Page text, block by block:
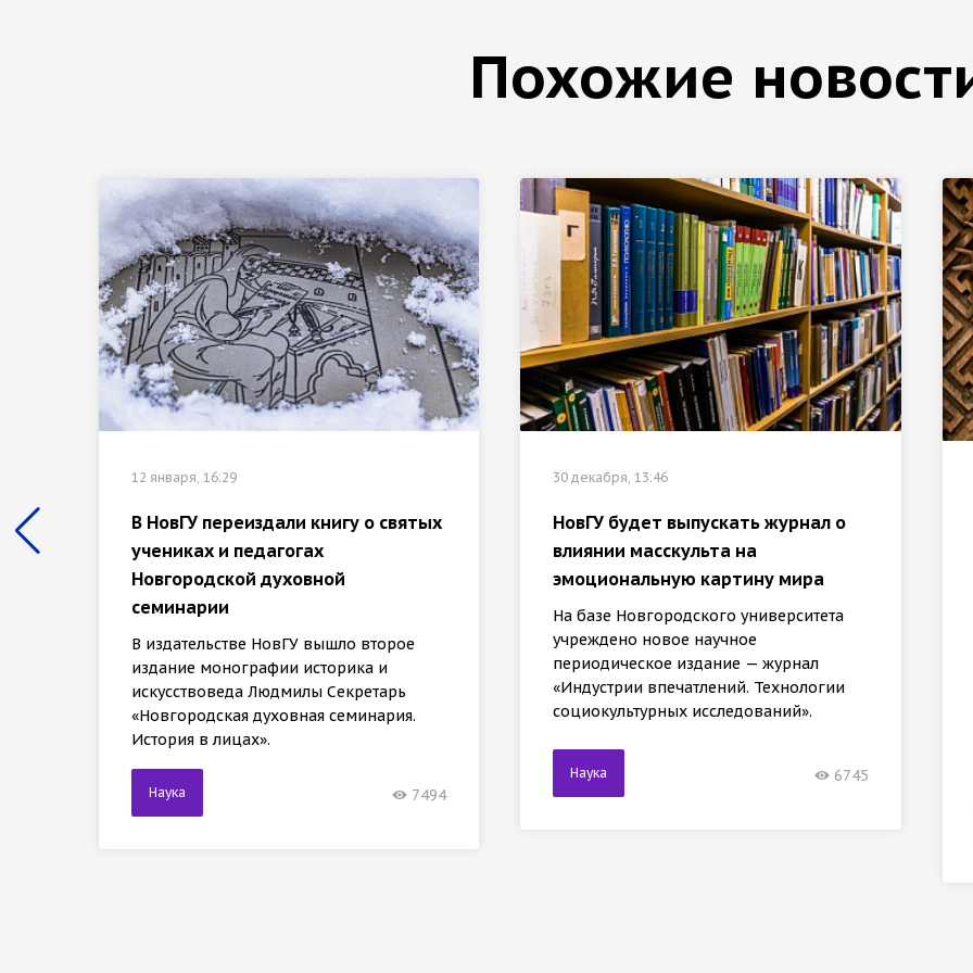
Похожие
12 января, 16:29
В НовГУ переиздали книгу о святых
учениках и педагогах
Новгородской духовной
семинарии
В издательстве НовГУ вышло второе
издание монографии историка и
искусствоведа Людмилы Секретарь
«Новгородская духовная семинария.
История в лицах».
Наука 7494
30 декабря, 13:46
НовГУ будет выпускать журнал о
влиянии масскульта на
эмоциональную картину мира
На базе Новгородского университета
учреждено новое научное
периодическое издание — журнал
«Индустрии впечатлений. Технологии
социокультурных исследований».
Наука 6745